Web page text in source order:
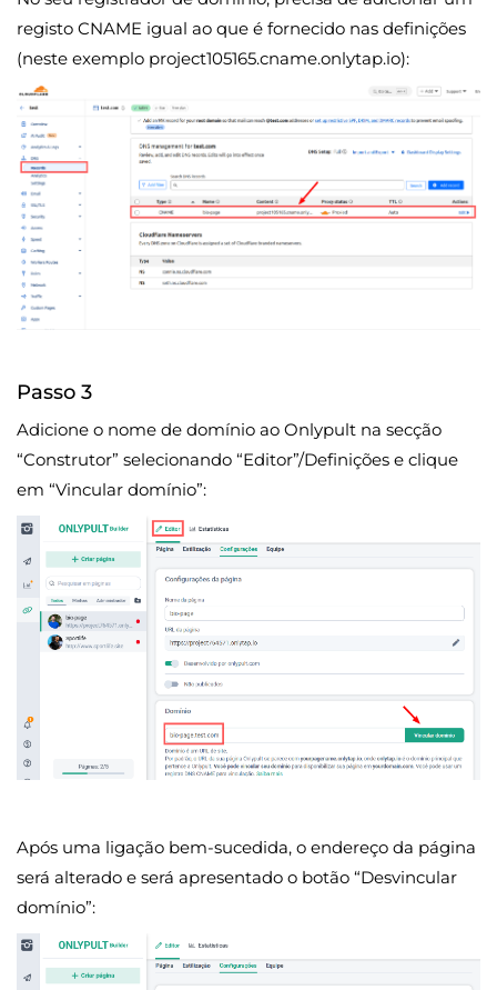
registo CNAME igual ao que é fornecido nas definições
(neste exemplo project105165.cname.onlytap.io):
Passo 3
Adicione o nome de domínio ao Onlypult na secção
“Construtor” selecionando “Editor”/Definições e clique
em “Vincular domínio”:
Após uma ligação bem-sucedida, o endereço da página
será alterado e será apresentado o botão “Desvincular
domínio”: